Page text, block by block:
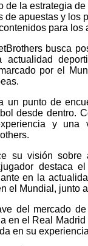
de la estrategia
de apuestas y los
para los
busca
por el
un punto de
desde dentro.
y
su visión
destaca
en la
el Mundial, junto
del mercado
en el Real
en su